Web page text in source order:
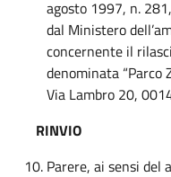
agosto 1997, n.
dal Ministero
concernente il
denominata “Parco
Via Lambro 20,
RINVIO
Parere, ai sensi del